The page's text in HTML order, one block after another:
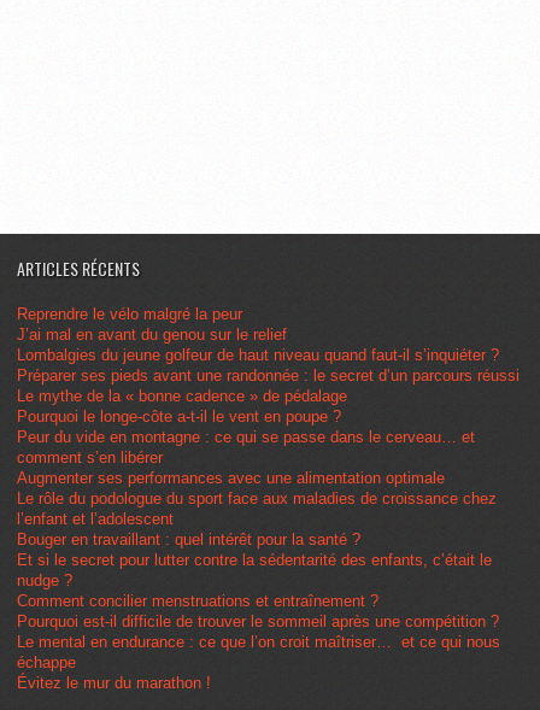
ARTICLES RÉCENTS
Reprendre le vélo malgré la peur
J’ai mal en avant du genou sur le relief
Lombalgies du jeune golfeur de haut niveau quand faut-il s’inquiéter ?
Préparer ses pieds avant une randonnée : le secret d’un parcours réussi
Le mythe de la « bonne cadence » de pédalage
Pourquoi le longe-côte a-t-il le vent en poupe ?
Peur du vide en montagne : ce qui se passe dans le cerveau… et
comment s’en libérer
Augmenter ses performances avec une alimentation optimale
Le rôle du podologue du sport face aux maladies de croissance chez
l’enfant et l’adolescent
Bouger en travaillant : quel intérêt pour la santé ?
Et si le secret pour lutter contre la sédentarité des enfants, c’était le
nudge ?
Comment concilier menstruations et entraînement ?
Pourquoi est-il difficile de trouver le sommeil après une compétition ?
Le mental en endurance : ce que l’on croit maîtriser… et ce qui nous
échappe
Évitez le mur du marathon !